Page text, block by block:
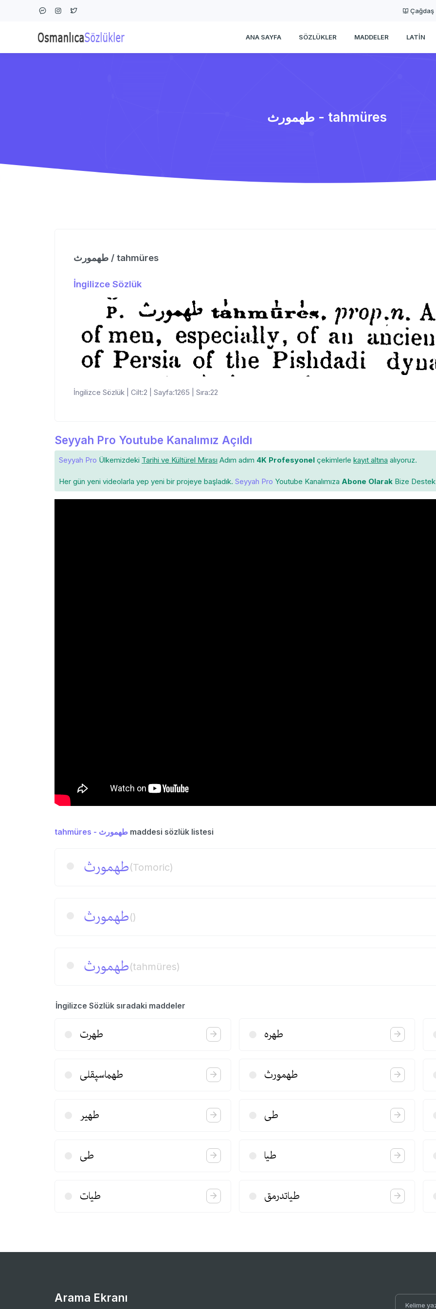
Çağdaş
ANA SAYFA SÖZLÜKLER MADDELER LATIN
طهمورث - tahmüres
طهمورث / tahmüres
İngilizce Sözlük
İngilizce Sözlük | Cilt:2 | Sayfa:1265 | Sıra:22
Seyyah Pro Youtube Kanalımız Açıldı
Seyyah Pro Ülkemizdeki Tarihi ve Kültürel Mirası Adım adım 4K Profesyonel çekimlerle kayıt altına alıyoruz.
Her gün yeni videolarla yep yeni bir projeye başladık. Seyyah Pro Youtube Kanalımıza Abone Olarak Bize Destek
tahmüres - طهمورث maddesi sözlük listesi
طهمورث(Tomoric)
طهمورث()
طهمورث(tahmüres)
İngilizce Sözlük sıradaki maddeler
طهرت طهره
طهماسپقلی طهمورث
طهیر طی
طی طیا
طیات طیاتدرمق
Arama Ekranı